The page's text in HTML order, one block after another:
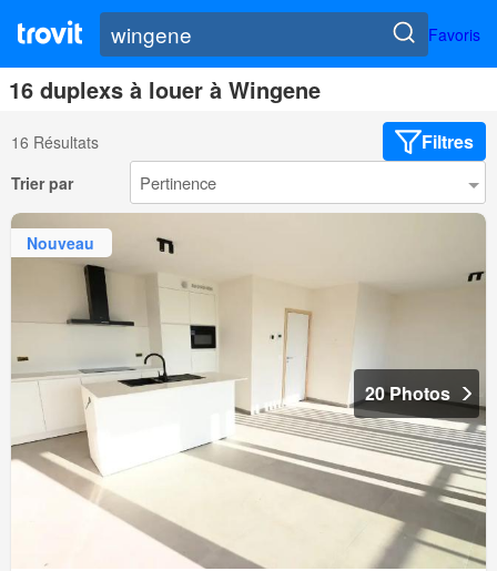
Favoris
16 duplexs à louer à Wingene
16 Résultats Filtres
Trier par
Nouveau
20 Photos